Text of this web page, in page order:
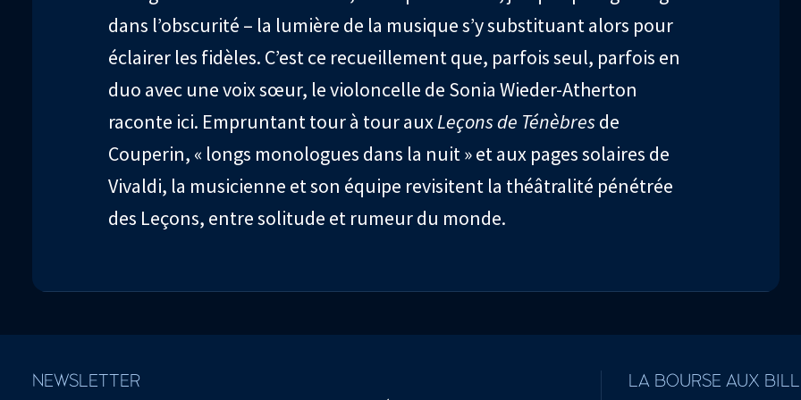
dans l’obscurité – la lumière de la musique s’y substituant alors pour
éclairer les fidèles. C’est ce recueillement que, parfois seul, parfois en
duo avec une voix sœur, le violoncelle de Sonia Wieder-Atherton
raconte ici. Empruntant tour à tour auxLeçons de Ténèbresde
Couperin, « longs monologues dans la nuit » et aux pages solaires de
Vivaldi, la musicienne et son équipe revisitent la théâtralité pénétrée
des Leçons, entre solitude et rumeur du monde.
NEWSLETTER
LA BOURSE AUX